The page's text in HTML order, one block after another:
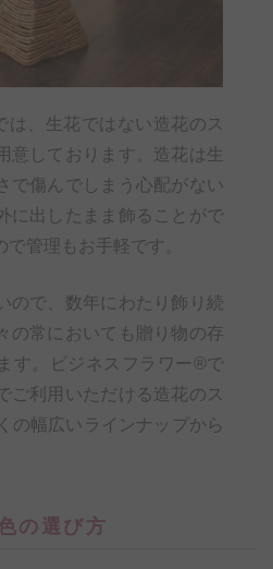
は、生花ではない造花のス
意しております。造花は生
で傷んでしまう心配がない
に出したまま飾ることがで
管理もお手軽です。
ので、数年にわたり飾り続
の常においても贈り物の存
す。ビジネスフラワー®で
ご利用いただける造花のス
の幅広いラインナップから
の選び方